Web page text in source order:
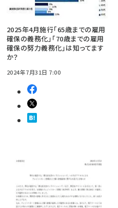
2025年4月施行「65歳までの雇用
確保の義務化」「70歳までの雇用
確保の努力義務化」は知ってます
か？
2024年7月31日 7:00